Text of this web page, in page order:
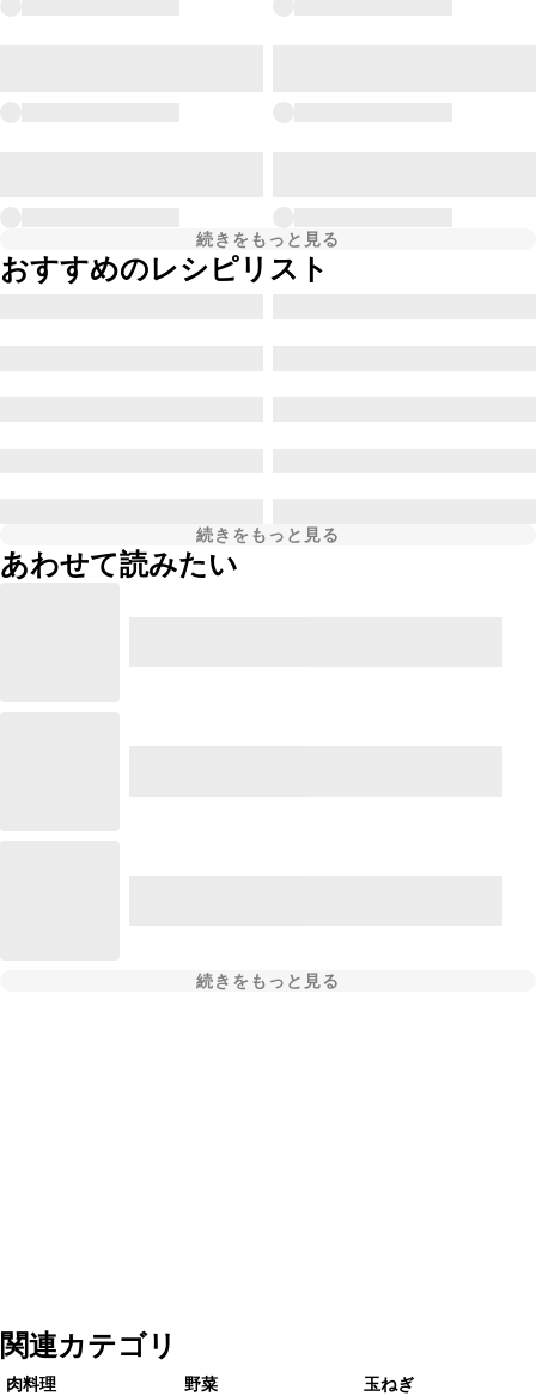
続きをもっと見る
おすすめのレシピリスト
続きをもっと見る
あわせて読みたい
続きをもっと見る
関連カテゴリ
肉料理 野菜 玉ねぎ